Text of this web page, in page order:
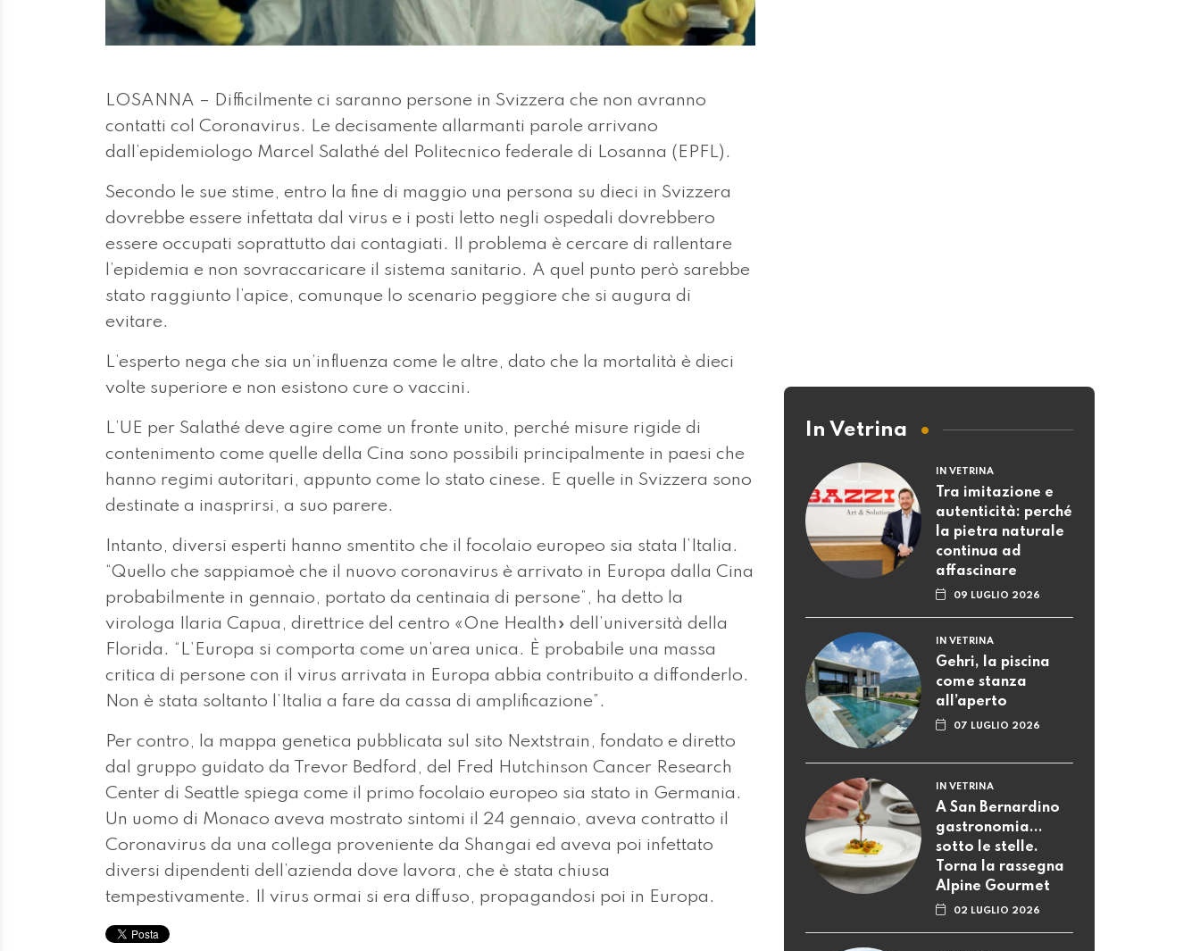
LOSANNA – Difficilmente ci saranno persone in Svizzera che non avranno
contatti col Coronavirus. Le decisamente allarmanti parole arrivano
dall’epidemiologo Marcel Salathé del Politecnico federale di Losanna (EPFL).
Secondo le sue stime, entro la fine di maggio una persona su dieci in Svizzera
dovrebbe essere infettata dal virus e i posti letto negli ospedali dovrebbero
essere occupati soprattutto dai contagiati. Il problema è cercare di rallentare
l’epidemia e non sovraccaricare il sistema sanitario. A quel punto però sarebbe
stato raggiunto l’apice, comunque lo scenario peggiore che si augura di
evitare.
L’esperto nega che sia un’influenza come le altre, dato che la mortalità è dieci
volte superiore e non esistono cure o vaccini.
L’UE per Salathé deve agire come un fronte unito, perché misure rigide di
contenimento come quelle della Cina sono possibili principalmente in paesi che
hanno regimi autoritari, appunto come lo stato cinese. E quelle in Svizzera sono
destinate a inasprirsi, a suo parere.
Intanto, diversi esperti hanno smentito che il focolaio europeo sia stata l’Italia.
“Quello che sappiamoè che il nuovo coronavirus è arrivato in Europa dalla Cina
probabilmente in gennaio, portato da centinaia di persone”, ha detto la
virologa Ilaria Capua, direttrice del centro «One Health» dell’università della
Florida. “L’Europa si comporta come un’area unica. È probabile una massa
critica di persone con il virus arrivata in Europa abbia contribuito a diffonderlo.
Non è stata soltanto l’Italia a fare da cassa di amplificazione”.
Per contro, la mappa genetica pubblicata sul sito Nextstrain, fondato e diretto
dal gruppo guidato da Trevor Bedford, del Fred Hutchinson Cancer Research
Center di Seattle spiega come il primo focolaio europeo sia stato in Germania.
Un uomo di Monaco aveva mostrato sintomi il 24 gennaio, aveva contratto il
Coronavirus da una collega proveniente da Shangai ed aveva poi infettato
diversi dipendenti dell’azienda dove lavora, che è stata chiusa
tempestivamente. Il virus ormai si era diffuso, propagandosi poi in Europa.
In Vetrina
IN VETRINA
Tra imitazione e
autenticità: perché
la pietra naturale
continua ad
affascinare
09 LUGLIO 2026
IN VETRINA
Gehri, la piscina
come stanza
all’aperto
07 LUGLIO 2026
IN VETRINA
A San Bernardino
gastronomia...
sotto le stelle.
Torna la rassegna
Alpine Gourmet
02 LUGLIO 2026